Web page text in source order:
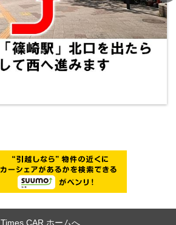
Times CAR ホームへ